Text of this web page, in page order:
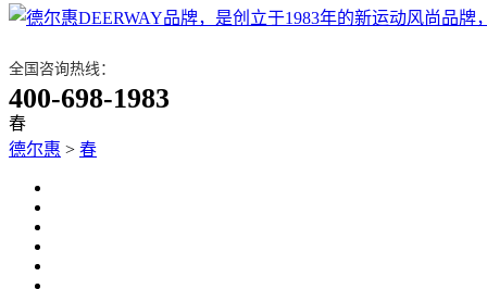
全国咨询热线：
400-698-1983
春
德尔惠 > 春